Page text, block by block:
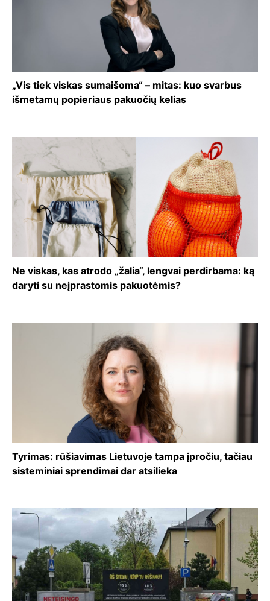
„Vis tiek viskas sumaišoma“ – mitas: kuo svarbus
išmetamų popieriaus pakuočių kelias
Ne viskas, kas atrodo „žalia“, lengvai perdirbama: ką
daryti su neįprastomis pakuotėmis?
Tyrimas: rūšiavimas Lietuvoje tampa įpročiu, tačiau
sisteminiai sprendimai dar atsilieka